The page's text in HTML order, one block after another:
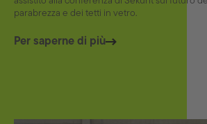
parabrezza e dei tetti in vetro.
Per saperne di più